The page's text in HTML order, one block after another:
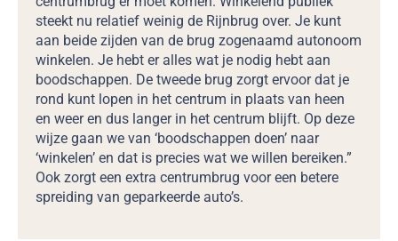
steekt nu relatief weinig de Rijnbrug over. Je kunt
aan beide zijden van de brug zogenaamd autonoom
winkelen. Je hebt er alles wat je nodig hebt aan
boodschappen. De tweede brug zorgt ervoor dat je
rond kunt lopen in het centrum in plaats van heen
en weer en dus langer in het centrum blijft. Op deze
wijze gaan we van ‘boodschappen doen’ naar
‘winkelen’ en dat is precies wat we willen bereiken.”
Ook zorgt een extra centrumbrug voor een betere
spreiding van geparkeerde auto’s.